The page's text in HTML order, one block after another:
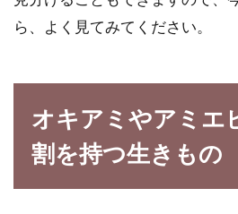
ら、よく見てみてください。
オキアミやアミエ
割を持つ生きもの